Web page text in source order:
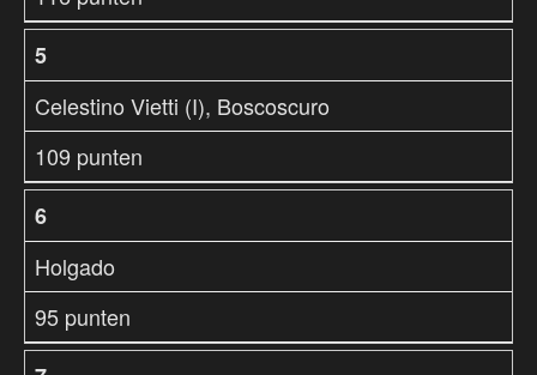
5
Celestino Vietti (I), Boscoscuro
109 punten
6
Holgado
95 punten